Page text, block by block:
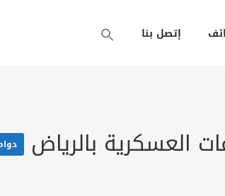
إتصل بنا
العسكرية بالرياض